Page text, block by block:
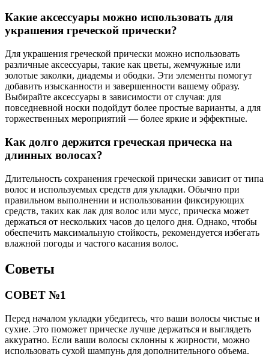
Какие аксессуары можно использовать для
украшения греческой прически?
Для украшения греческой прически можно использовать
различные аксессуары, такие как цветы, жемчужные или
золотые заколки, диадемы и ободки. Эти элементы помогут
добавить изысканности и завершенности вашему образу.
Выбирайте аксессуары в зависимости от случая: для
повседневной носки подойдут более простые варианты, а для
торжественных мероприятий — более яркие и эффектные.
Как долго держится греческая прическа на
длинных волосах?
Длительность сохранения греческой прически зависит от типа
волос и используемых средств для укладки. Обычно при
правильном выполнении и использовании фиксирующих
средств, таких как лак для волос или мусс, прическа может
держаться от нескольких часов до целого дня. Однако, чтобы
обеспечить максимальную стойкость, рекомендуется избегать
влажной погоды и частого касания волос.
Советы
СОВЕТ №1
Перед началом укладки убедитесь, что ваши волосы чистые и
сухие. Это поможет прическе лучше держаться и выглядеть
аккуратно. Если ваши волосы склонны к жирности, можно
использовать сухой шампунь для дополнительного объема.